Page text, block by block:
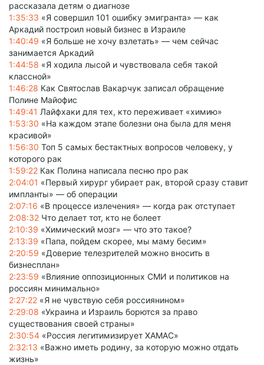
рассказала детям о диагнозе
1:35:33 «Я совершил 101 ошибку эмигранта» — как
Аркадий построил новый бизнес в Израиле
1:40:49 «Я больше не хочу взлетать» — чем сейчас
занимается Аркадий
1:44:58 «Я ходила лысой и чувствовала себя такой
классной»
1:46:28 Как Святослав Вакарчук записал обращение
Полине Майофис
1:49:41 Лайфхаки для тех, кто переживает «химию»
1:53:30 «На каждом этапе болезни она была для меня
красивой»
1:56:30 Топ 5 самых бестактных вопросов человеку, у
которого рак
1:59:22 Как Полина написала песню про рак
2:04:01 «Первый хирург убирает рак, второй сразу ставит
импланты» — об операции
2:07:16 «В процессе излечения» — когда рак отступает
2:08:32 Что делает тот, кто не болеет
2:10:39 «Химический мозг» — что это такое?
2:13:39 «Папа, пойдем скорее, мы маму бесим»
2:20:59 «Доверие телезрителей можно вносить в
бизнесплан»
2:23:59 «Влияние оппозиционных СМИ и политиков на
россиян минимально»
2:27:22 «Я не чувствую себя россиянином»
2:29:08 «Украина и Израиль борются за право
существования своей страны»
2:30:54 «Россия легитимизирует ХАМАС»
2:32:13 «Важно иметь родину, за которую можно отдать
жизнь»